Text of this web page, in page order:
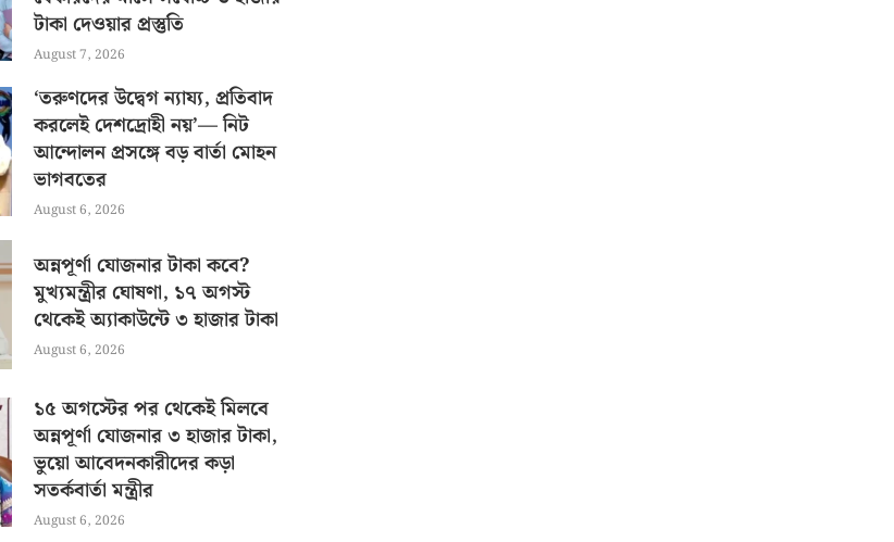
টাকা দেওয়ার প্রস্তুতি
August 7, 2026
‘তরুণদের উদ্বেগ ন্যায্য, প্রতিবাদ
করলেই দেশদ্রোহী নয়’— নিট
আন্দোলন প্রসঙ্গে বড় বার্তা মোহন
ভাগবতের
August 6, 2026
অন্নপূর্ণা যোজনার টাকা কবে?
মুখ্যমন্ত্রীর ঘোষণা, ১৭ অগস্ট
থেকেই অ্যাকাউন্টে ৩ হাজার টাকা
August 6, 2026
১৫ অগস্টের পর থেকেই মিলবে
অন্নপূর্ণা যোজনার ৩ হাজার টাকা,
ভুয়ো আবেদনকারীদের কড়া
সতর্কবার্তা মন্ত্রীর
August 6, 2026